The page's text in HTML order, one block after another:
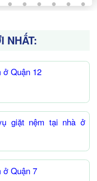
NHẤT:
ở Quận 12
giặt nệm tại nhà ở
ở Quận 7